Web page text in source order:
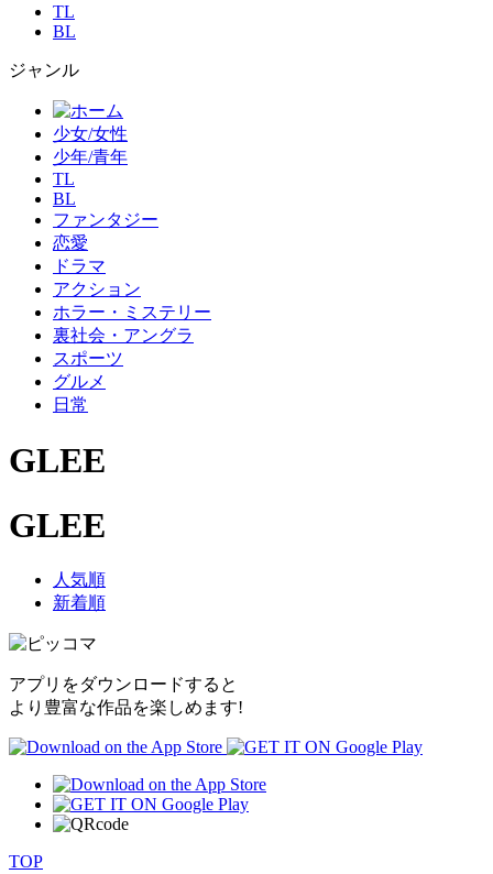
TL
BL
ジャンル
少女/女性
少年/青年
TL
BL
ファンタジー
恋愛
ドラマ
アクション
ホラー・ミステリー
裏社会・アングラ
スポーツ
グルメ
日常
GLEE
GLEE
人気順
新着順
アプリをダウンロードすると
より豊富な作品を楽しめます!
TOP